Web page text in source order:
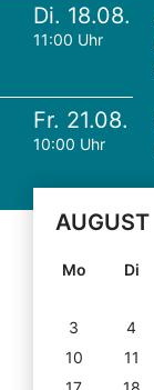
Di. 18.08.
11:00 Uhr
Fr. 21.08.
10:00 Uhr
AUGUST
Mo Di
3
4
10
11